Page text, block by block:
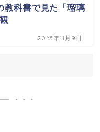
教科書で見た「瑠璃
2025年11月9日